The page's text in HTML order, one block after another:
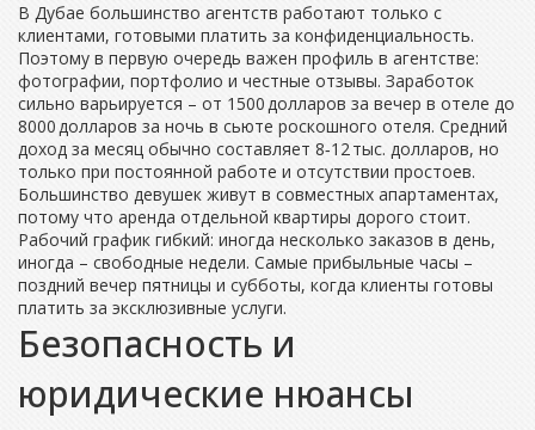
В Дубае большинство агентств работают только с
клиентами, готовыми платить за конфиденциальность.
Поэтому в первую очередь важен профиль в агентстве:
фотографии, портфолио и честные отзывы. Заработок
сильно варьируется – от 1500 долларов за вечер в отеле до
8000 долларов за ночь в сьюте роскошного отеля. Средний
доход за месяц обычно составляет 8‑12 тыс. долларов, но
только при постоянной работе и отсутствии простоев.
Большинство девушек живут в совместных апартаментах,
потому что аренда отдельной квартиры дорого стоит.
Рабочий график гибкий: иногда несколько заказов в день,
иногда – свободные недели. Самые прибыльные часы –
поздний вечер пятницы и субботы, когда клиенты готовы
платить за эксклюзивные услуги.
Безопасность и
юридические нюансы